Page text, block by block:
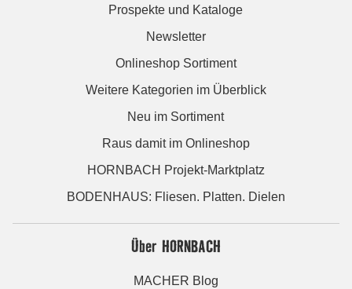
Prospekte und Kataloge
Newsletter
Onlineshop Sortiment
Weitere Kategorien im Überblick
Neu im Sortiment
Raus damit im Onlineshop
HORNBACH Projekt-Marktplatz
BODENHAUS: Fliesen. Platten. Dielen
Über HORNBACH
MACHER Blog